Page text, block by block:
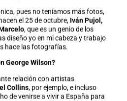
pues no teníamos más fotos,
el 25 de octubre, Iván Pujol,
, que es un genio de los
diseño yo en mi cabeza y trabajo
hace las fotografías.
George Wilson?
relación con artistas
Collins, por ejemplo, e incluso
de venirse a vivir a España para